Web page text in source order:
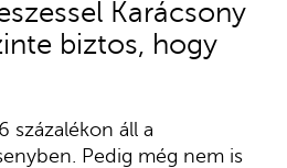
Karácsony
biztos, hogy
százalékon áll a
Pedig még nem is